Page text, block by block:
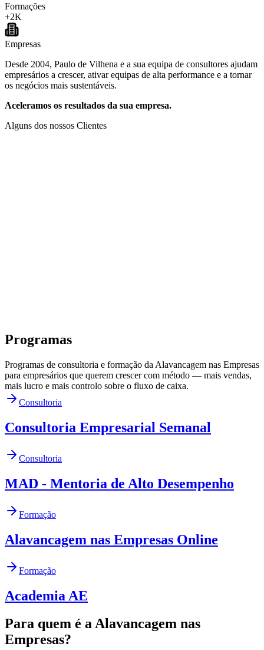
Formações
+2K
Empresas
Desde 2004, Paulo de Vilhena e a sua equipa de consultores ajudam
empresários a crescer, ativar equipas de alta performance e a tornar
os negócios mais sustentáveis.
Aceleramos os resultados da sua empresa.
Alguns dos nossos Clientes
Programas
Programas de consultoria e formação da Alavancagem nas Empresas
para empresários que querem crescer com método — mais vendas,
mais lucro e mais controlo sobre o fluxo de caixa.
Consultoria
Consultoria Empresarial Semanal
Consultoria
MAD - Mentoria de Alto Desempenho
Formação
Alavancagem nas Empresas Online
Formação
Academia AE
Para quem é a Alavancagem nas
Empresas?